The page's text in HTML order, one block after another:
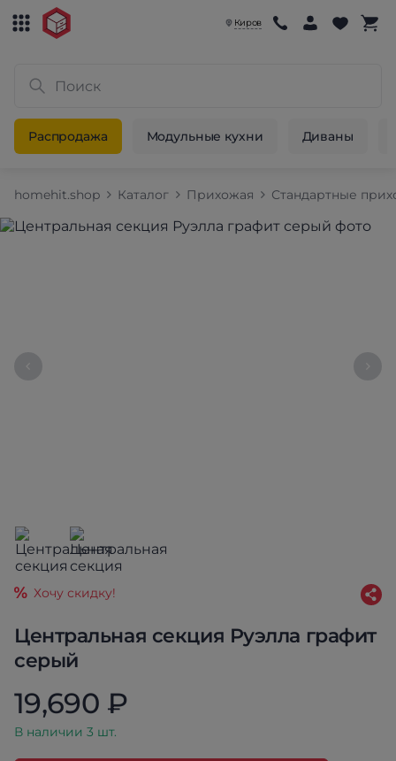
Киров
Распродажа Модульные кухни Диваны
homehit.shop Каталог Прихожая Стандартные
Центральная секция Руэлла графит
серый
Хочу скидку!
19,690 ₽
В наличии 3 шт.